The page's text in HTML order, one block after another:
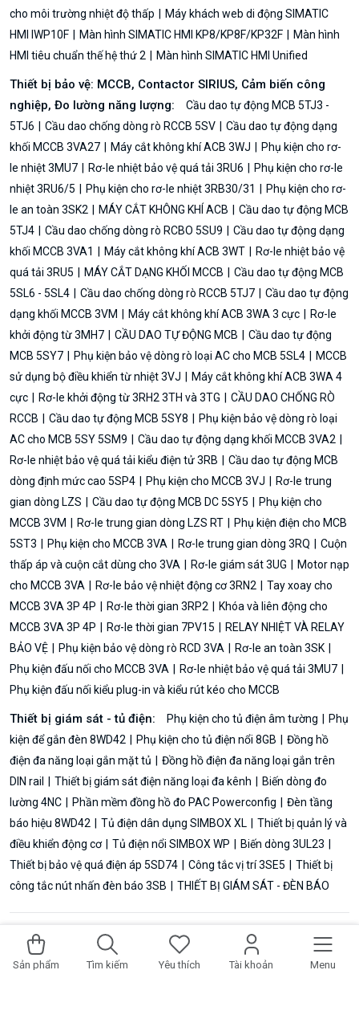
Sản phẩm Tìm kiếm Yêu thích Tài khoản Menu
Thêm vào giỏ hàng Mua ngay
cho môi trường nhiệt độ thấp
Máy khách web di động SIMATIC
HMI IWP10F
Màn hình SIMATIC HMI KP8/KP8F/KP32F
Màn hình
HMI tiêu chuẩn thế hệ thứ 2
Màn hình SIMATIC HMI Unified
Thiết bị bảo vệ: MCCB, Contactor SIRIUS, Cảm biến công
nghiệp, Đo lường năng lượng:
Cầu dao tự động MCB 5TJ3 -
5TJ6
Cầu dao chống dòng rò RCCB 5SV
Cầu dao tự động dạng
khối MCCB 3VA27
Máy cắt không khí ACB 3WJ
Phụ kiện cho rơ-
le nhiệt 3MU7
Rơ-le nhiệt bảo vệ quá tải 3RU6
Phụ kiện cho rơ-le
nhiệt 3RU6/5
Phụ kiện cho rơ-le nhiệt 3RB30/31
Phụ kiện cho rơ-
le an toàn 3SK2
MÁY CẮT KHÔNG KHÍ ACB
Cầu dao tự động MCB
5TJ4
Cầu dao chống dòng rò RCBO 5SU9
Cầu dao tự động dạng
khối MCCB 3VA1
Máy cắt không khí ACB 3WT
Rơ-le nhiệt bảo vệ
quá tải 3RU5
MÁY CẮT DẠNG KHỐI MCCB
Cầu dao tự động MCB
5SL6 - 5SL4
Cầu dao chống dòng rò RCCB 5TJ7
Cầu dao tự động
dạng khối MCCB 3VM
Máy cắt không khí ACB 3WA 3 cực
Rơ-le
khởi động từ 3MH7
CẦU DAO TỰ ĐỘNG MCB
Cầu dao tự động
MCB 5SY7
Phụ kiện bảo vệ dòng rò loại AC cho MCB 5SL4
MCCB
sử dụng bộ điều khiển từ nhiệt 3VJ
Máy cắt không khí ACB 3WA 4
cực
Rơ-le khởi động từ 3RH2 3TH và 3TG
CẦU DAO CHỐNG RÒ
RCCB
Cầu dao tự động MCB 5SY8
Phụ kiện bảo vệ dòng rò loại
AC cho MCB 5SY 5SM9
Cầu dao tự động dạng khối MCCB 3VA2
Rơ-le nhiệt bảo vệ quá tải kiểu điện tử 3RB
Cầu dao tự động MCB
dòng định mức cao 5SP4
Phụ kiện cho MCCB 3VJ
Rơ-le trung
gian dòng LZS
Cầu dao tự động MCB DC 5SY5
Phụ kiện cho
MCCB 3VM
Rơ-le trung gian dòng LZS RT
Phụ kiện điện cho MCB
5ST3
Phụ kiện cho MCCB 3VA Rơ-le trung gian dòng 3RQ
Cuộn
thấp áp và cuộn cắt dùng cho 3VA
Rơ-le giám sát 3UG
Motor nạp
cho MCCB 3VA
Rơ-le bảo vệ nhiệt động cơ 3RN2
Tay xoay cho
MCCB 3VA 3P 4P
Rơ-le thời gian 3RP2
Khóa và liên động cho
MCCB 3VA 3P 4P
Rơ-le thời gian 7PV15
RELAY NHIỆT VÀ RELAY
BẢO VỆ
Phụ kiện bảo vệ dòng rò RCD 3VA
Rơ-le an toàn 3SK
Phụ kiện đấu nối cho MCCB 3VA
Rơ-le nhiệt bảo vệ quá tải 3MU7
Phụ kiện đấu nối kiểu plug-in và kiểu rút kéo cho MCCB
Thiết bị giám sát - tủ điện: Phụ kiện cho tủ điện âm tường
Phụ
kiện để gắn đèn 8WD42
Phụ kiện cho tủ điện nổi 8GB
Đồng hồ
điện đa năng loại gắn mặt tủ
Đồng hồ điện đa năng loại gắn trên
DIN rail
Thiết bị giám sát điện năng loại đa kênh
Biến dòng đo
lường 4NC
Phần mềm đồng hồ đo PAC Powerconfig
Đèn tầng
báo hiệu 8WD42
Tủ điện dân dụng SIMBOX XL
Thiết bị quản lý và
điều khiển động cơ
Tủ điện nổi SIMBOX WP
Biến dòng 3UL23
Thiết bị bảo vệ quá điện áp 5SD74
Công tắc vị trí 3SE5
Thiết bị
công tắc nút nhấn đèn báo 3SB
THIẾT BỊ GIÁM SÁT - ĐÈN BÁO
© 2026 PLCSIEMENS.VN | ĐẠI LÝ PHÂN PHỐI SIEMENS TẠI VIỆT
NAM. PLC Siemens S7-1200G2, S7-1200, S7-1500, S7-400, S7-